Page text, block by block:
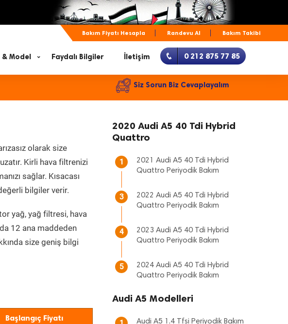
Bakım Fiyatı Hesapla Randevu Al Bakım Takibi
Model Faydalı Bilgiler İletişim 0 212 875 77 85
Siz Sorun Biz Cevaplayalım
olarak size
Kirli hava filtrenizi
sağlar. Kısacası
bilgiler verir.
yağ, yağ filtresi, hava
12 ana maddeden
size geniş bilgi
Başlangıç Fiyatı
2020 Audi A5 40 Tdi Hybrid
Quattro
1
2021 Audi A5 40 Tdi Hybrid
Quattro Periyodik Bakım
3
2022 Audi A5 40 Tdi Hybrid
Quattro Periyodik Bakım
4
2023 Audi A5 40 Tdi Hybrid
Quattro Periyodik Bakım
5
2024 Audi A5 40 Tdi Hybrid
Quattro Periyodik Bakım
Audi A5 Modelleri
Audi A5 1.4 Tfsi Periyodik Bakım